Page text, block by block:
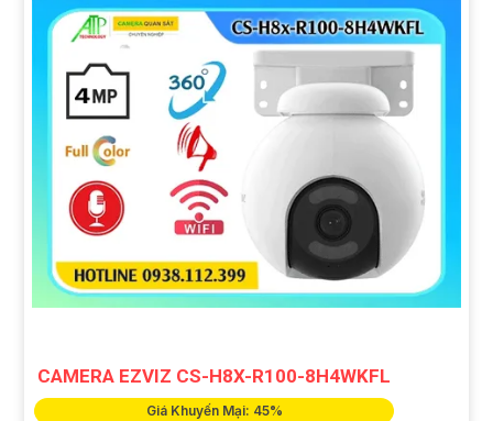
CAMERA EZVIZ CS-H8X-R100-8H4WKFL
Giá Khuyến Mại: 45%